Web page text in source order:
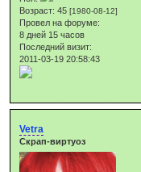
Возраст: 45[1980-08-12]
Провел на форуме:
8 дней 15 часов
Последний визит:
2011-03-19 20:58:43
Vetra
Скрап-виртуоз